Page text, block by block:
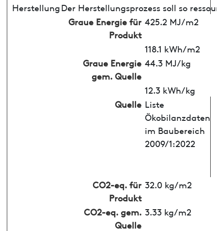
HerstellungDer Herstellungsprozess soll so
Graue Energie für
Produkt
425.2 MJ/m2
118.1 kWh/m2
Graue Energie
gem. Quelle
44.3 MJ/kg
12.3 kWh/kg
Quelle Liste
Ökobilanzdaten
im Baubereich
2009/1:2022
CO2-eq. für
Produkt
32.0 kg/m2
CO2-eq. gem.
Quelle
3.33 kg/m2